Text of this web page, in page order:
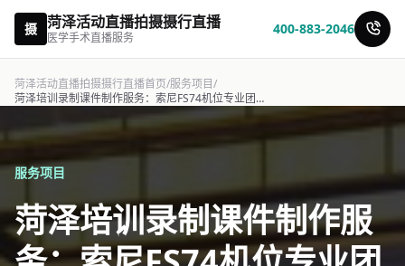
摄 菏泽活动直播拍摄摄行直播
医学手术直播服务
400-883-2046
菏泽活动直播拍摄摄行直播首页/服务项目/
菏泽培训录制课件制作服务：索尼FS74机位专业团队-摄行直播
服务项目
菏泽培训录制课件制作服